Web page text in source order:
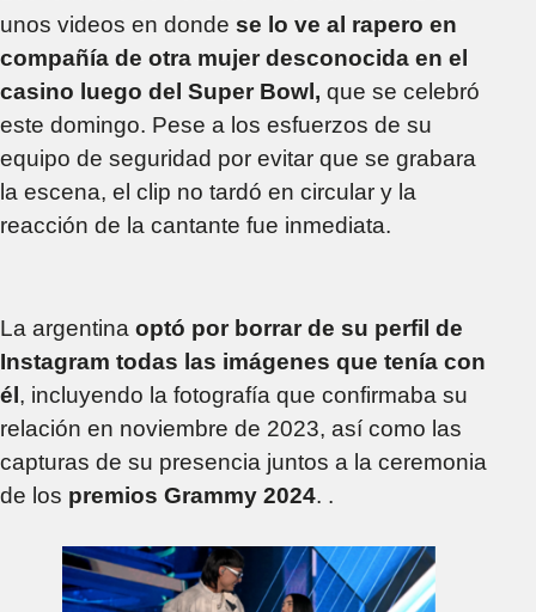
unos videos en donde se lo ve al rapero en
compañía de otra mujer desconocida en el
casino luego del Super Bowl, que se celebró
este domingo. Pese a los esfuerzos de su
equipo de seguridad por evitar que se grabara
la escena, el clip no tardó en circular y la
reacción de la cantante fue inmediata.
La argentina optó por borrar de su perfil de
Instagram todas las imágenes que tenía con
él , incluyendo la fotografía que confirmaba su
relación en noviembre de 2023, así como las
capturas de su presencia juntos a la ceremonia
de los premios Grammy 2024. .